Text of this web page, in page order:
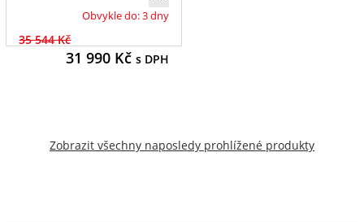
Obvykle do: 3 dny
35 544 Kč
31 990Kč s DPH
Zobrazit všechny naposledy prohlížené produkty